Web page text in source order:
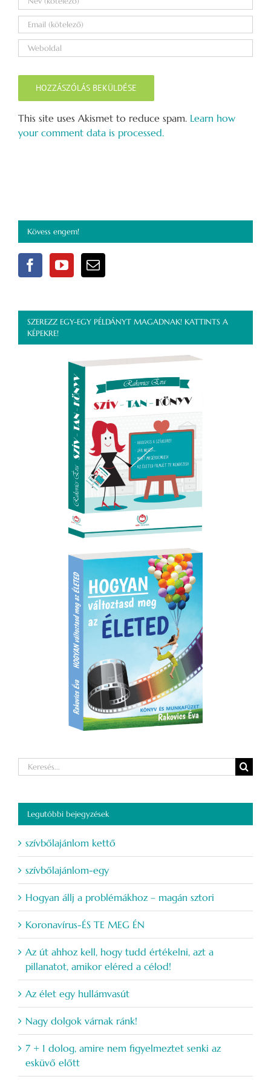
This site uses Akismet to reduce spam. Learn how
your comment data is processed.
Kövess engem!
SZEREZZ EGY-EGY PÉLDÁNYT MAGADNAK! KATTINTS A
KÉPEKRE!
Keresés...
Legutóbbi bejegyzések
szívbőlajánlom kettő
szívbőlajánlom-egy
Hogyan állj a problémákhoz – magán sztori
Koronavírus-ÉS TE MEG ÉN
Az út ahhoz kell, hogy tudd értékelni, azt a
pillanatot, amikor eléred a célod!
Az élet egy hullámvasút
Nagy dolgok várnak ránk!
7 + 1 dolog, amire nem figyelmeztet senki az
esküvő előtt